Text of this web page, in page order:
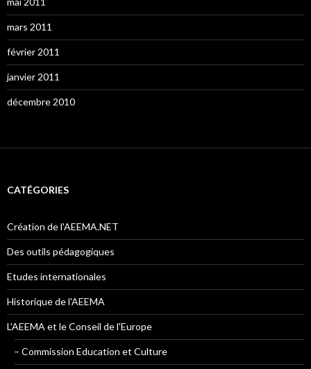
mars 2011
février 2011
janvier 2011
décembre 2010
CATÉGORIES
Création de l'AEEMA.NET
Des outils pédagogiques
Etudes internationales
Historique de l'AEEMA
L'AEEMA et le Conseil de l'Europe
– Commission Education et Culture